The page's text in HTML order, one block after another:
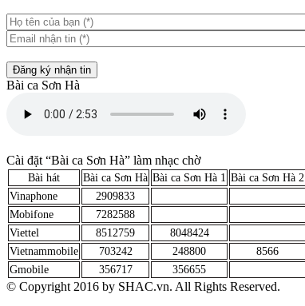
Đăng ký nhận tin
Bài ca Sơn Hà
Cài đặt “Bài ca Sơn Hà” làm nhạc chờ
Bài hát Bài ca Sơn Hà Bài ca Sơn Hà 1 Bài ca Sơn Hà 2
Vinaphone
2909833
Mobifone
7282588
Viettel
8512759
8048424
Vietnammobile
703242 248800
8566
Gmobile
356717 356655
© Copyright 2016 by SHAC.vn. All Rights Reserved.